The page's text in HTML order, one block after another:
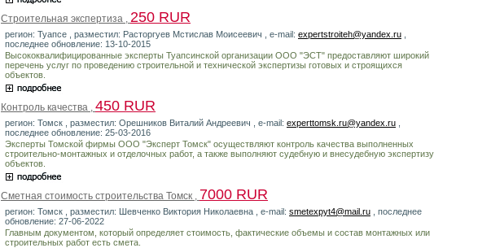
Строительная экспертиза , 250 RUR
регион: Туапсе , разместил: Расторгуев Мстислав Моисеевич , e-mail: expertstroiteh@yandex.ru
последнее обновление: 13-10-2015
Высококвалифицированные эксперты Туапсинской организации ООО "ЭСТ" предоставляют широкий
перечень услуг по проведению строительной и технической экспертизы готовых и строящихся
объектов.
Контроль качества , 450 RUR
регион: Томск , разместил: Орешников Виталий Андреевич , e-mail: experttomsk.ru@yandex.ru
последнее обновление: 25-03-2016
Эксперты Томской фирмы ООО "Эксперт Томск" осуществляют контроль качества выполненных
строительно-монтажных и отделочных работ, а также выполняют судебную и внесудебную экспертизу
объектов.
Сметная стоимость строительства Томск , 7000 RUR
регион: Томск , разместил: Шевченко Виктория Николаевна , e-mail: smetexpyt4@mail.ru , последнее
обновление: 27-06-2022
Главным документом, который определяет стоимость, фактические объемы и состав монтажных или
строительных работ есть смета.